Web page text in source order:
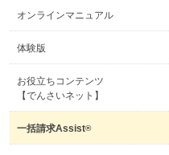
オンラインマニュアル
体験版
お役立ちコンテンツ
【でんさいネット】
一括請求Assist®